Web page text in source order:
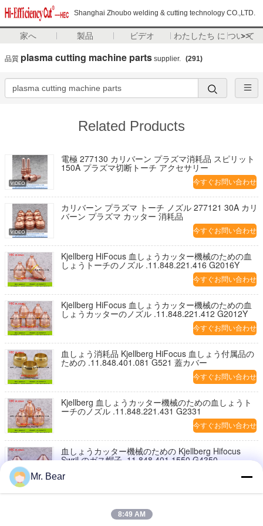
Shanghai Zhoubo welding & cutting technology CO.,LTD.
家へ 製品 ビデオ わたしたち に つい て
>>
品質 plasma cutting machine parts supplier. (291)
Related Products
電極 277130 カリバーン プラズマ消耗品 スピリット
150A プラズマ切断トーチ アクセサリー
今すぐお問い合わせ
カリバーン プラズマ トーチ ノズル 277121 30A カリ
バーン プラズマ カッター 消耗品
今すぐお問い合わせ
Kjellberg HiFocus 血しょうカッター機械のための血
しょうトーチのノズル .11.848.221.416 G2016Y
今すぐお問い合わせ
Kjellberg HiFocus 血しょうカッター機械のための血
しょうカッターのノズル .11.848.221.412 G2012Y
今すぐお問い合わせ
血しょう消耗品 Kjellberg HiFocus 血しょう付属品の
ための .11.848.401.081 G521 蓋カバー
今すぐお問い合わせ
Kjellberg 血しょうカッター機械のための血しょうト
ーチのノズル .11.848.221.431 G2331
今すぐお問い合わせ
血しょうカッター機械のための Kjellberg Hifocus
Swril のガス帽子 .11.848.401.1550 G4350
今すぐお問い合わせ
Hifocus Swril のガス帽子 .11.848.201.1535 G4035
Mr. Bear
8:49 AM